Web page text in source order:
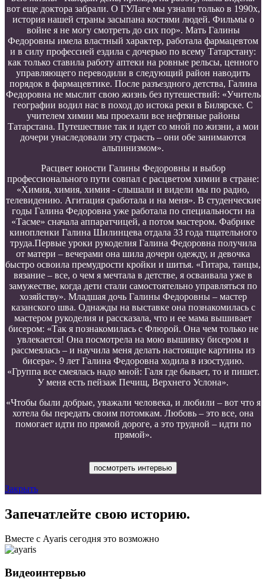
вот еще доктора забрали. О ГУЛаге мы узнали только в 1990х,
история нашей страны засыпана костями людей. Фильмы о
войне я не могу смотреть до сих пор». Мать Галины
Федоровны имела властный характер, работала фармацевтом
и в силу профессией ездила с дочерью по всему Татарстану:
как только ставила работу аптеки на ровные рельсы, ценного
управляющего переводили в следующий район наводить
порядок в фармацевтике. После разъездного детства, Галина
Федоровна не мыслит свою жизнь без путешествий: «Учитель
географии водил нас в поход до истока реки в Билярске. С
учителем химии мы проехали все нефтяные районы
Татарстана. Путешествие так и идет со мной по жизни, а мои
дочери унаследовали эту страсть – они обе занимаются
альпинизмом».
Расцвет юности Галины Федоровны и выбор
профессионального пути совпал с расцветом химии в стране:
«Химия, химия, химия - слышали и видели мы по радио,
телевидению. Агитация сработала и на меня». В студенческие
годы Галина Федоровна уже работала по специальности на
«Тасме» сначала аппаратчицей, а потом мастером. Фабрике
кинопленки Галина Шилинцева отдала 33 года тщательного
труда.Первые уроки рукоделия Галина Федоровна получила
от матери – вечерами она шила дочери одежду, и девочка
быстро освоила премудрости кройки и шитья. «Гитара, танцы,
вязание – все, о чем я мечтала в детстве, я осваивала уже в
замужестве, когда дети стали самостоятельно управляться по
хозяйству». Младшая дочь Галины Федоровны – мастер
казанского шва. Однажды на выставке она познакомилась с
мастером рукоделия и рассказала, что и ее мама вышивает
бисером: «Так я познакомилась с Флюрой. Она чем только не
увлекается! Она посмотрела на мою вышивку бисером и
рассмеялась – и научила меня делать настоящие картины из
бисера». 9 лет Галина Федоровна ходила в изостудию.
«Группа все смеялась надо мной: Галя где бывает, то и пишет.
У меня есть пейзаж Печищ, Верхнего Услона».
«Чтобы были добрые, уважали человека, и любили – вот что я
хотела бы передать своим потомкам. Любовь – это все, она
помогает идти по прямой дороге, а это трудной – идти по
прямой».
посмотреть интервью
Закрыть
Запечатлейте свою историю.
Вместе с Ayaris сегодня это возможно
Видеоинтервью